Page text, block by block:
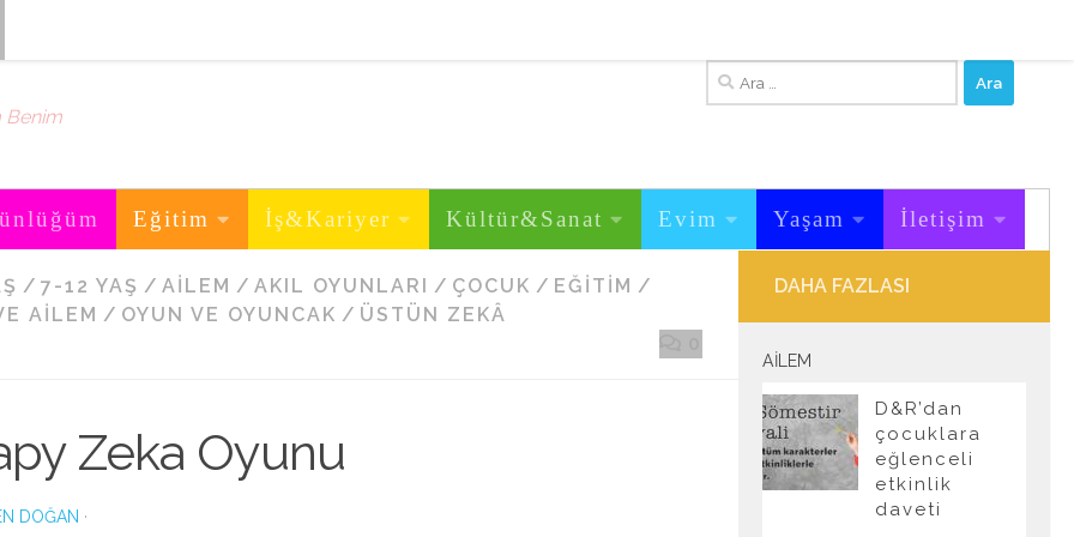
Benim
Arama:
Eğitim İş&Kariyer Kültür&Sanat Evim Yaşam İletişim
/ 7-12 YAŞ / AILEM / AKIL OYUNLARI / ÇOCUK / EĞITIM /
AILEM / OYUN VE OYUNCAK / ÜSTÜN ZEKÂ
Zeka Oyunu
DOĞAN ·
DAHA FAZLASI
AILEM
D&R’dan
çocuklara
eğlenceli
etkinlik
daveti